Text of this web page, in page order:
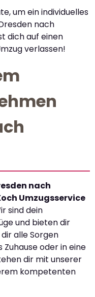
um ein individuelles
nach
dich auf einen
verlassen!
nach
Umzugsservice
sind dein
und bieten dir
alle Sorgen
Zuhause oder in eine
dir mit unserer
kompetenten